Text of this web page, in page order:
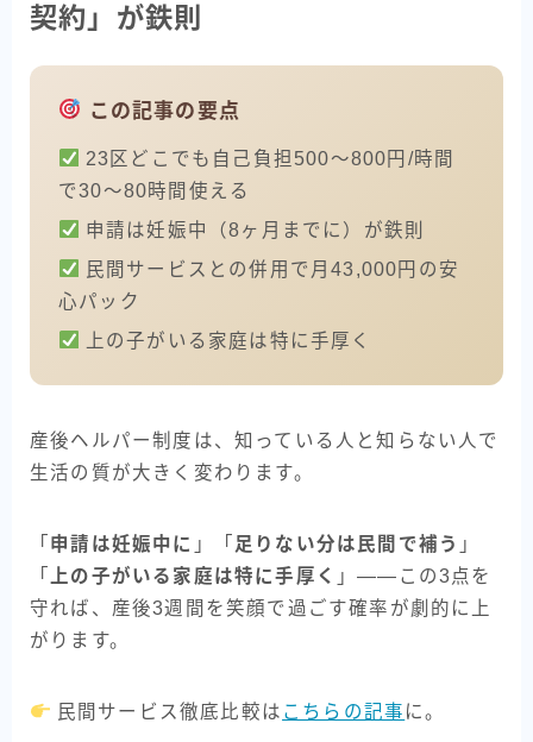
契約」が鉄則
この記事の要点
23区どこでも自己負担500〜800円/時間
で30〜80時間使える
申請は妊娠中（8ヶ月までに）が鉄則
民間サービスとの併用で月43,000円の安
心パック
上の子がいる家庭は特に手厚く
産後ヘルパー制度は、知っている人と知らない人で
生活の質が大きく変わります。
「 申請は妊娠中に 」「 足りない分は民間で補う 」
「
上の子がいる家庭は特に手厚く 」――この3点を
守れば、産後3週間を笑顔で過ごす確率が劇的に上
がります。
民間サービス徹底比較は こちらの記事 に。